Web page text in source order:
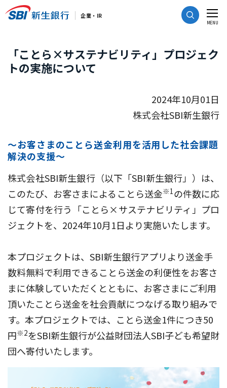
CLOSE
MENU
「ことら×サステナビリティ」プロジェク
トの実施について
2024年10月01日
株式会社SBI新生銀行
～お客さまのことら送金利用を活用した社会課題
解決の支援～
株式会社SBI新生銀行（以下「SBI新生銀行」）は、
このたび、お客さまによることら送金※1の件数に応
じて寄付を行う「ことら×サステナビリティ」プロ
ジェクトを、2024年10月1日より実施いたします。
本プロジェクトは、SBI新生銀行アプリより送金手
数料無料で利用できることら送金の利便性をお客さ
まに体験していただくとともに、お客さまにご利用
頂いたことら送金を社会貢献につなげる取り組みで
す。本プロジェクトでは、ことら送金1件につき50
円※2をSBI新生銀行が公益財団法人SBI子ども希望財
団へ寄付いたします。
企業・IR